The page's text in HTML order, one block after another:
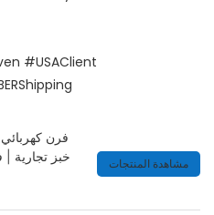
#USAClient
خبز تجارية |
مشاهدة المنتجات